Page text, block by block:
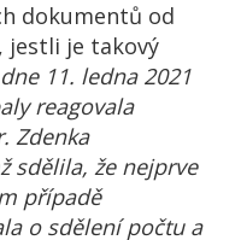
dokumentů od
jestli je takový
ne 11. ledna 2021
reagovala
Zdenka
sdělila, že nejprve
případě
o sdělení počtu a